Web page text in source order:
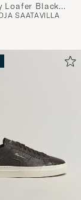
Loafer Black
SAATAVILLA